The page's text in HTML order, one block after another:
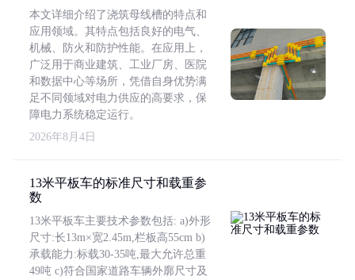
本文详细介绍了浇筑母线槽的特点和
应用领域。其特点包括良好的电气、
机械、防火和防护性能。在应用上，
广泛用于商业建筑、工业厂房、医院
和数据中心等场所，凭借自身优势满
足不同领域对电力供应的高要求，保
障电力系统稳定运行。
2026年8月4日
13米平板车的标准尺寸和载重参
数
13米平板车主要技术参数包括: a)外形
尺寸:长13m×宽2.45m,栏板高55cm b)
承载能力:标载30-35吨,最大允许总重
49吨 c)符合国家道路车辆外廓尺寸及